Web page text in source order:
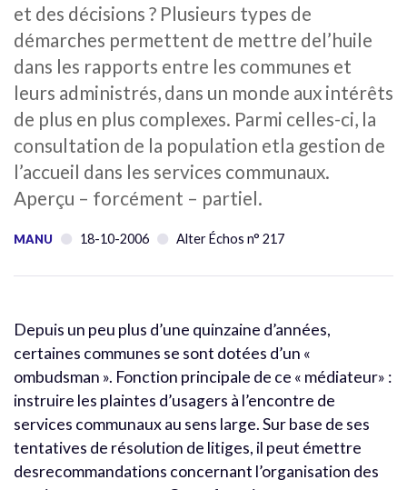
et des décisions ? Plusieurs types de
démarches permettent de mettre del’huile
dans les rapports entre les communes et
leurs administrés, dans un monde aux intérêts
de plus en plus complexes. Parmi celles-ci, la
consultation de la population etla gestion de
l’accueil dans les services communaux.
Aperçu – forcément – partiel.
MANU 18-10-2006 Alter Échos n° 217
Depuis un peu plus d’une quinzaine d’années,
certaines communes se sont dotées d’un «
ombudsman ». Fonction principale de ce « médiateur» :
instruire les plaintes d’usagers à l’encontre de
services communaux au sens large. Sur base de ses
tentatives de résolution de litiges, il peut émettre
desrecommandations concernant l’organisation des